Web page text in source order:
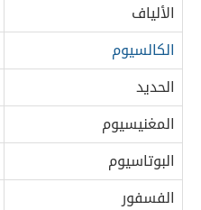
الألياف
الكالسيوم
الحديد
المغنيسيوم
البوتاسيوم
الفسفور